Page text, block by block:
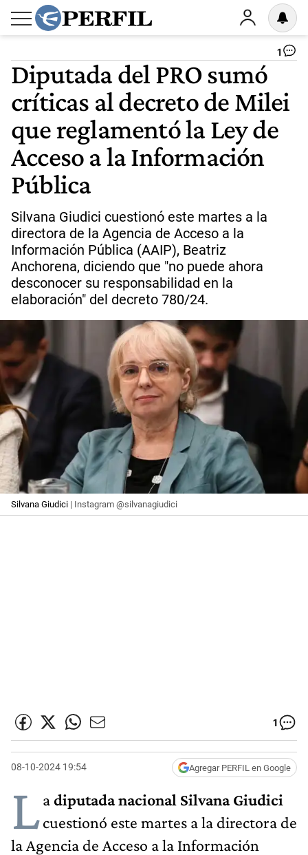
1
Diputada del PRO sumó
críticas al decreto de Milei
que reglamentó la Ley de
Acceso a la Información
Pública
Silvana Giudici cuestionó este martes a la
directora de la Agencia de Acceso a la
Información Pública (AAIP), Beatriz
Anchorena, diciendo que "no puede ahora
desconocer su responsabilidad en la
elaboración" del decreto 780/24.
Silvana Giudici | Instagram @silvanagiudici
1
08-10-2024 19:54 Agregar PERFIL en Google
Ladiputada nacional Silvana Giudici
cuestionó este martes a la directora de
la Agencia de Acceso a la Información